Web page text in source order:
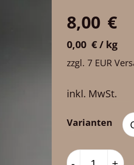
8,00 €
0,00 €/ kg
zzgl. 7 EUR
inkl. MwSt.
Varianten
Herz aus